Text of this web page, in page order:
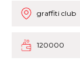
graffiti club
120000